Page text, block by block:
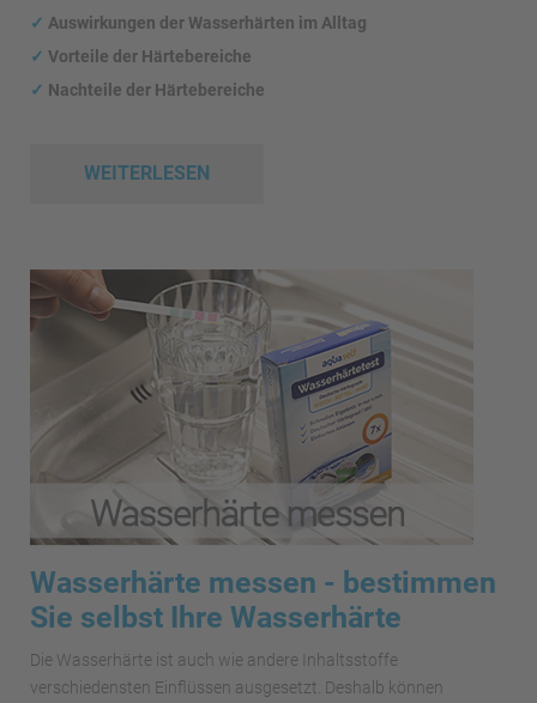
✓ Auswirkungen der Wasserhärten im Alltag
✓ Vorteile der Härtebereiche
✓ Nachteile der Härtebereiche
WEITERLESEN
Wasserhärte messen - bestimmen
Sie selbst Ihre Wasserhärte
Die Wasserhärte ist auch wie andere Inhaltsstoffe
verschiedensten Einflüssen ausgesetzt. Deshalb können